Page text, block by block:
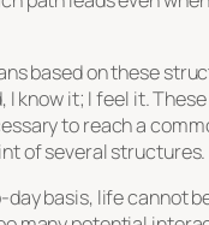
based on these
I know it; I feel it.
to reach a
of several structures.
day basis, life cannot